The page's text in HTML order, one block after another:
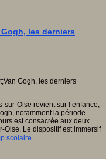
scolaire
les derniers
sur-Oise revient sur l’enfance,
notamment la période
est consacrée aux deux
Oise. Le dispositif est immersif